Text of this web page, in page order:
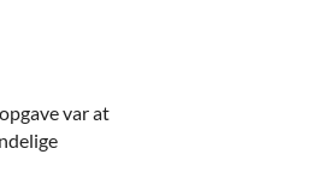
var at